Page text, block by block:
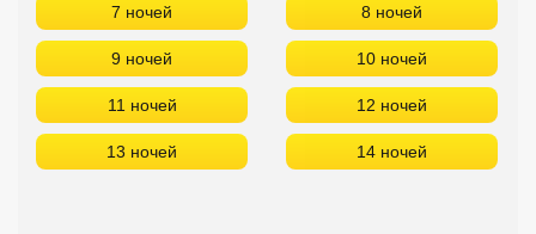
7 ночей 8 ночей
9 ночей 10 ночей
11 ночей 12 ночей
13 ночей 14 ночей